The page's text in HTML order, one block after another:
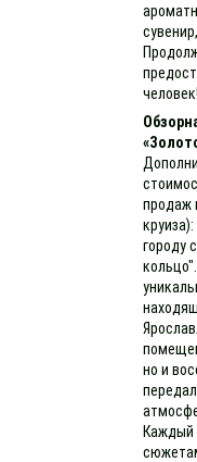
человек!
продаж
городу
но и
Каждый